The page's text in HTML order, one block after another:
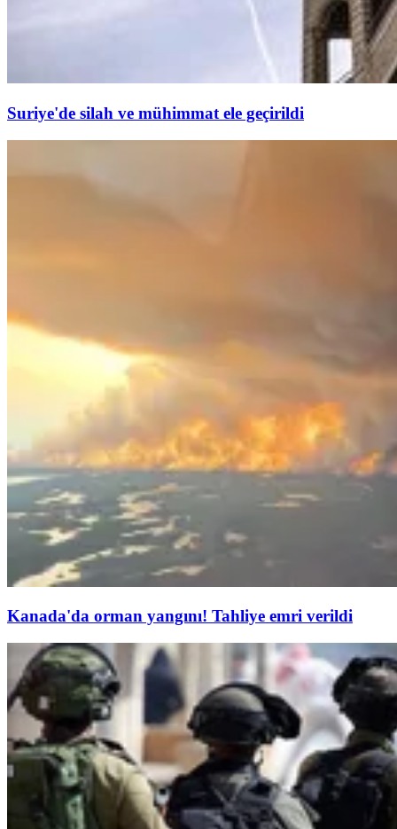
Suriye'de silah ve mühimmat ele geçirildi
Kanada'da orman yangını! Tahliye emri verildi